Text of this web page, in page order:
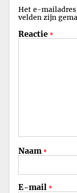
Het e-
velden zijn
Reactie *
Naam *
E-mail *